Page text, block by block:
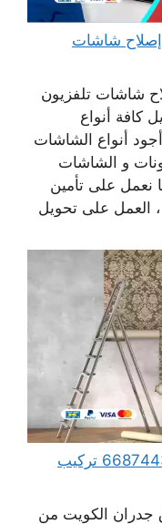
فني تصليح تلفزيونات 55880595 إصلاح شاشات
شاشات تلفزيون
كافة أنواع
أنواع الشاشات
و الشاشات
نعمل على تأمين
العمل على تحويل
فني تركيب ورق جدران الكويت 66874433 تركيب
جدران الكويت من